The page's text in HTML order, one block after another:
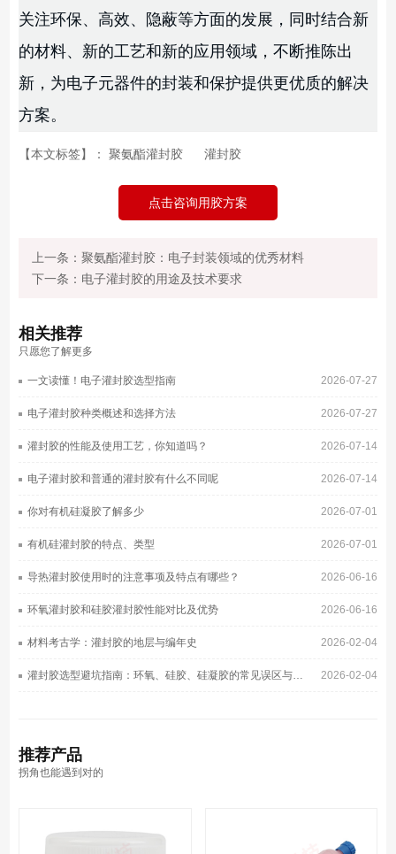
关注环保、高效、隐蔽等方面的发展，同时结合新
的材料、新的工艺和新的应用领域，不断推陈出
新，为电子元器件的封装和保护提供更优质的解决
方案。
【本文标签】： 聚氨酯灌封胶 灌封胶
点击咨询用胶方案
上一条：聚氨酯灌封胶：电子封装领域的优秀材料
下一条：电子灌封胶的用途及技术要求
相关推荐
只愿您了解更多
2026-07-27
一文读懂！电子灌封胶选型指南
2026-07-27
电子灌封胶种类概述和选择方法
2026-07-14
灌封胶的性能及使用工艺，你知道吗？
2026-07-14
电子灌封胶和普通的灌封胶有什么不同呢
2026-07-01
你对有机硅凝胶了解多少
2026-07-01
有机硅灌封胶的特点、类型
2026-06-16
导热灌封胶使用时的注意事项及特点有哪些？
2026-06-16
环氧灌封胶和硅胶灌封胶性能对比及优势
2026-02-04
材料考古学：灌封胶的地层与编年史
2026-02-04
灌封胶选型避坑指南：环氧、硅胶、硅凝胶的常见误区与正确选择
推荐产品
拐角也能遇到对的